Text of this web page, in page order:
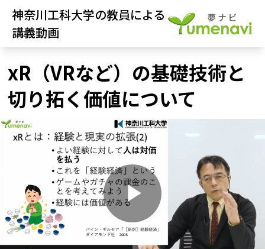
神奈川工科大学の教員による
講義動画
xR（VRなど）の基礎技術と
切り拓く価値について
P